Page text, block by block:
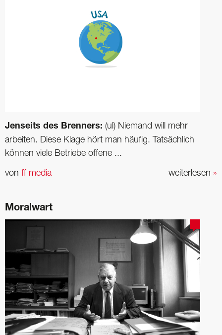
Jenseits des Brenners: (ul) Niemand will mehr
arbeiten. Diese Klage hört man häufig. Tatsächlich
können viele Betriebe offene ...
weiterlesen »
von ff media
Moralwart